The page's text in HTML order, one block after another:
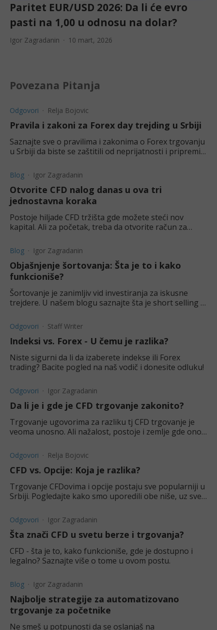
Paritet EUR/USD 2026: Da li će evro
pasti na 1,00 u odnosu na dolar?
Igor Zagradanin 10 mart, 2026
Povezana Pitanja
Odgovori Relja Bojovic
Pravila i zakoni za Forex day trejding u Srbiji
Saznajte sve o pravilima i zakonima o Forex trgovanju
u Srbiji da biste se zaštitili od neprijatnosti i pripremili
Blog Igor Zagradanin
Otvorite CFD nalog danas u ova tri
jednostavna koraka
Postoje hiljade CFD tržišta gde možete steći nov
kapital. Ali za početak, treba da otvorite račun za
Blog Igor Zagradanin
Objašnjenje šortovanja: Šta je to i kako
funkcioniše?
Šortovanje je zanimljiv vid investiranja za iskusne
trejdere. U našem blogu saznajte šta je short selling i
Odgovori Staff Writer
Indeksi vs. Forex - U čemu je razlika?
Niste sigurni da li da izaberete indekse ili Forex
trading? Bacite pogled na naš vodič i donesite odluku!
Odgovori Igor Zagradanin
Da li je i gde je CFD trgovanje zakonito?
Trgovanje ugovorima za razliku tj CFD trgovanje je
veoma unosno. Ali nažalost, postoje i zemlje gde ono
Odgovori Relja Bojovic
CFD vs. Opcije: Koja je razlika?
Trgovanje CFDovima i opcije postaju sve popularniji u
Srbiji. Pogledajte kako smo uporedili obe niše, uz sve
Odgovori Igor Zagradanin
Šta znači CFD u svetu berze i trgovanja?
CFD - šta je to, kako funkcioniše, gde je dostupno i
legalno? Saznajte više o tome u ovom postu.
Blog Igor Zagradanin
Najbolje strategije za automatizovano
trgovanje za početnike
Ne smeš u potpunosti da se oslanjaš na